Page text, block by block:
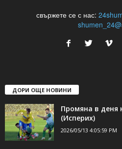
свържете се с нас:
ДОРИ ОЩЕ НОВИНИ
Промяна в деня
(Исперих)
2026/05/13 4:05:59 PM